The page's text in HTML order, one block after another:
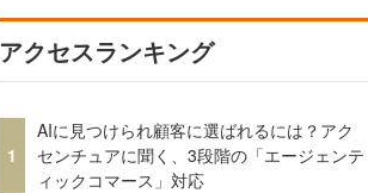
アクセスランキング
1
AIに見つけられ顧客に選ばれるには？アク
センチュアに聞く、3段階の「エージェンテ
ィックコマース」対応